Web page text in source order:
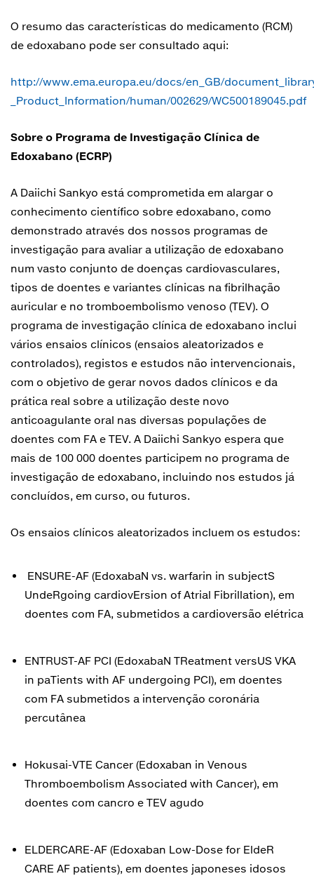
O resumo das características do medicamento (RCM)
de edoxabano pode ser consultado aqui:
http://www.ema.europa.eu/docs/en_GB/
_Product_Information/human/002629/WC500189045.pdf
Sobre o Programa de Investigação Clínica de
Edoxabano (ECRP)
A Daiichi Sankyo está comprometida em alargar o
conhecimento científico sobre edoxabano, como
demonstrado através dos nossos programas de
investigação para avaliar a utilização de edoxabano
num vasto conjunto de doenças cardiovasculares,
tipos de doentes e variantes clínicas na fibrilhação
auricular e no tromboembolismo venoso (TEV). O
programa de investigação clínica de edoxabano inclui
vários ensaios clínicos (ensaios aleatorizados e
controlados), registos e estudos não intervencionais,
com o objetivo de gerar novos dados clínicos e da
prática real sobre a utilização deste novo
anticoagulante oral nas diversas populações de
doentes com FA e TEV. A Daiichi Sankyo espera que
mais de 100 000 doentes participem no programa de
investigação de edoxabano, incluindo nos estudos já
concluídos, em curso, ou futuros.
Os ensaios clínicos aleatorizados incluem os estudos:
ENSURE-AF (EdoxabaN vs. warfarin in subjectS
UndeRgoing cardiovErsion of Atrial Fibrillation), em
doentes com FA, submetidos a cardioversão elétrica
ENTRUST-AF PCI (EdoxabaN TReatment versUS VKA
in paTients with AF undergoing PCI), em doentes
com FA submetidos a intervenção coronária
percutânea
Hokusai-VTE Cancer (Edoxaban in Venous
Thromboembolism Associated with Cancer), em
doentes com cancro e TEV agudo
ELDERCARE-AF (Edoxaban Low-Dose for EldeR
CARE AF patients), em doentes japoneses idosos